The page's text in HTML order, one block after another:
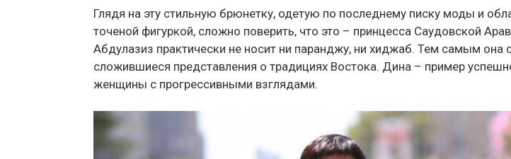
Глядя на эту стильную брюнетку, одетую по последнему писку моды и
точеной фигуркой, сложно поверить, что это – принцесса Саудовской
Абдулазиз практически не носит ни паранджу, ни хиджаб. Тем самым она
сложившиеся представления о традициях Востока. Дина – пример
женщины с прогрессивными взглядами.